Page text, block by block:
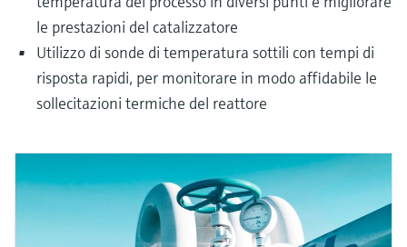
le prestazioni del catalizzatore
Utilizzo di sonde di temperatura sottili con tempi di
risposta rapidi, per monitorare in modo affidabile le
sollecitazioni termiche del reattore